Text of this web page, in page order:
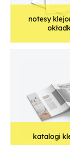
notesy
katalogi